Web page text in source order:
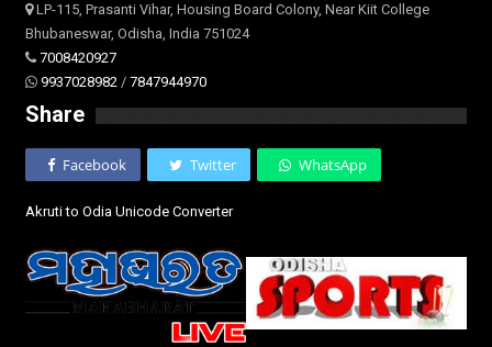
LP-115, Prasanti Vihar, Housing Board Colony, Near Kiit College
Bhubaneswar, Odisha, India 751024
7008420927
9937028982 / 7847944970
Share
Facebook Twitter WhatsApp
Akruti to Odia Unicode Converter